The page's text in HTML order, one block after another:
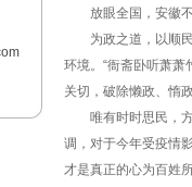
放眼全国，安徽不
为政之道，以顺民
环境。“衙斋卧听萧
关切，破除懒政、惰
唯有时时思民，方
调，对于今年受疫情
才是真正的心为百姓